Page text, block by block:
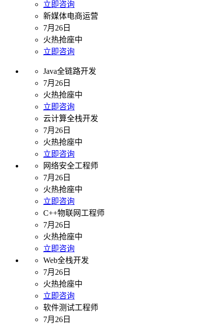
立即咨询
新媒体电商运营
7月26日
火热抢座中
立即咨询
Java全链路开发
7月26日
火热抢座中
立即咨询
云计算全栈开发
7月26日
火热抢座中
立即咨询
网络安全工程师
7月26日
火热抢座中
立即咨询
C++物联网工程师
7月26日
火热抢座中
立即咨询
Web全栈开发
7月26日
火热抢座中
立即咨询
软件测试工程师
7月26日